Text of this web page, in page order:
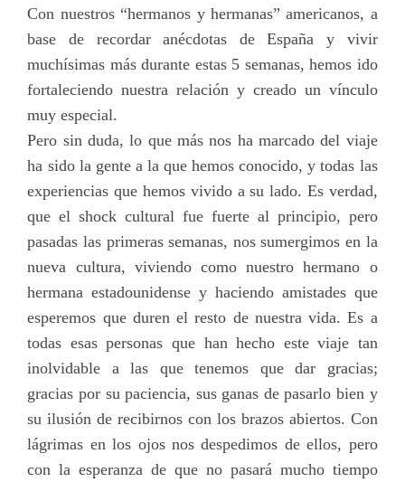
Con nuestros “hermanos y hermanas” americanos, a
base de recordar anécdotas de España y vivir
muchísimas más durante estas 5 semanas, hemos ido
fortaleciendo nuestra relación y creado un vínculo
muy especial.
Pero sin duda, lo que más nos ha marcado del viaje
ha sido la gente a la que hemos conocido, y todas las
experiencias que hemos vivido a su lado. Es verdad,
que el shock cultural fue fuerte al principio, pero
pasadas las primeras semanas, nos sumergimos en la
nueva cultura, viviendo como nuestro hermano o
hermana estadounidense y haciendo amistades que
esperemos que duren el resto de nuestra vida. Es a
todas esas personas que han hecho este viaje tan
inolvidable a las que tenemos que dar gracias;
gracias por su paciencia, sus ganas de pasarlo bien y
su ilusión de recibirnos con los brazos abiertos. Con
lágrimas en los ojos nos despedimos de ellos, pero
con la esperanza de que no pasará mucho tiempo